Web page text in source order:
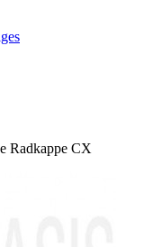
Radkappe CX